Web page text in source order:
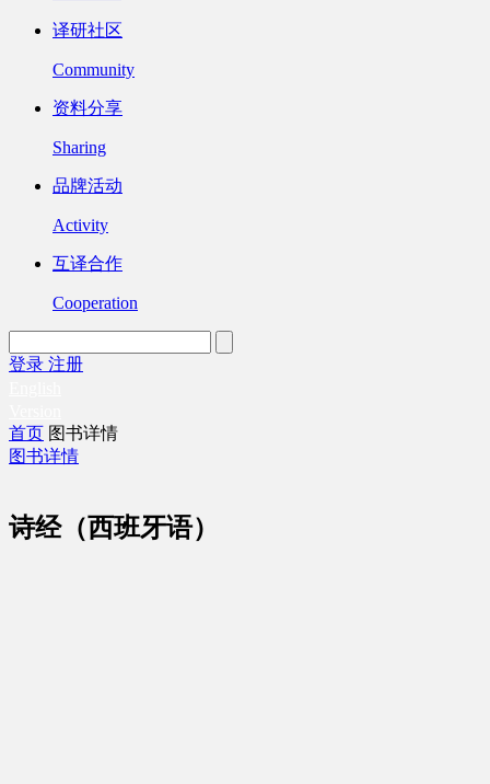
译研社区
Community
资料分享
Sharing
品牌活动
Activity
互译合作
Cooperation
登录 注册
首页 图书详情
图书详情
诗经（西班牙语）